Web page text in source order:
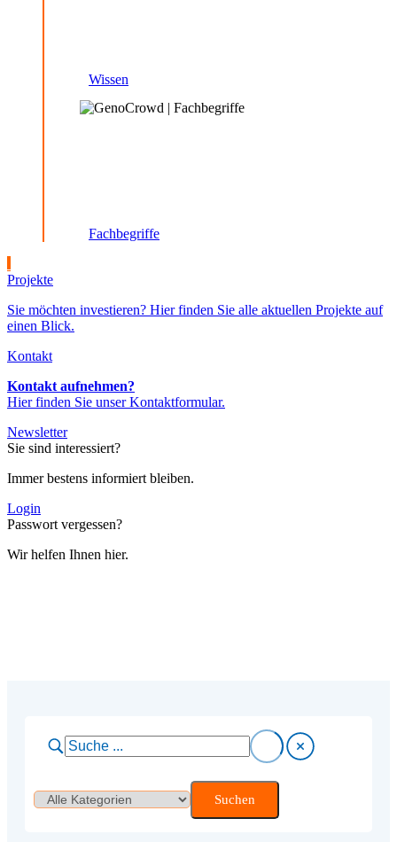
Wissen
Fachbegriffe
Projekte
Sie möchten investieren? Hier finden Sie alle aktuellen Projekte auf
einen Blick.
Kontakt
Kontakt aufnehmen?
Hier finden Sie unser Kontaktformular.
Newsletter
Sie sind interessiert?
Immer bestens informiert bleiben.
Login
Passwort vergessen?
Wir helfen Ihnen hier.